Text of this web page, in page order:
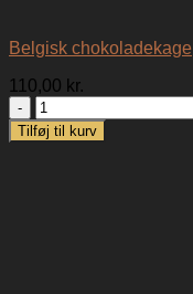
Belgisk chokoladekage
110,00 kr.
Belgisk
chokoladekage
antal
Tilføj til kurv